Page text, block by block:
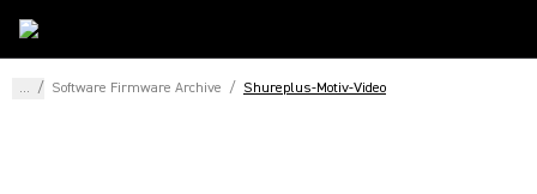
... / Software Firmware Archive / Shureplus-Motiv-Video